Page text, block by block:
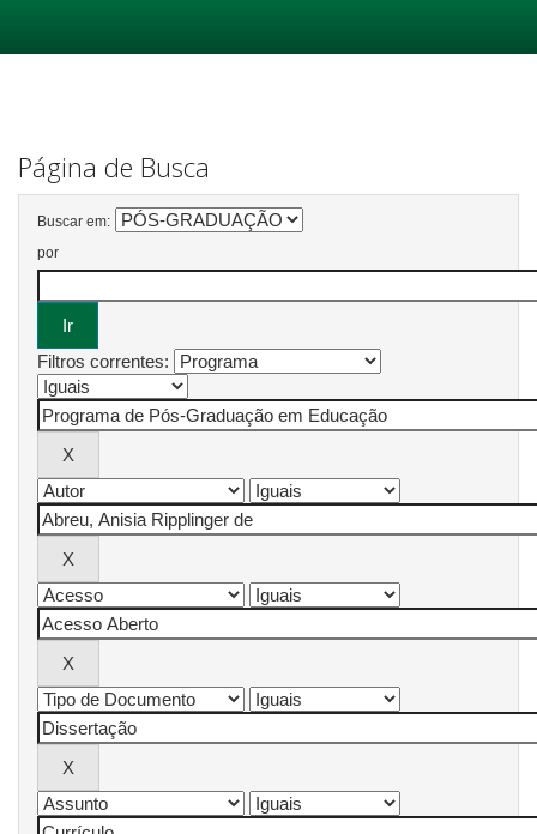
Página de Busca
Buscar em:
por
Filtros correntes: